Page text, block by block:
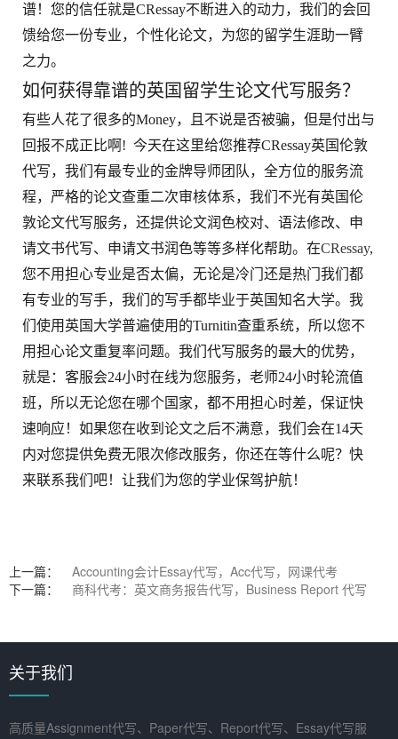
谱！您的信任就是CRessay不断进入的动力，我们的会回
馈给您一份专业，个性化论文，为您的留学生涯助一臂
之力。
如何获得靠谱的英国留学生论文代写服务？
有些人花了很多的Money，且不说是否被骗，但是付出与
回报不成正比啊! 今天在这里给您推荐CRessay英国伦敦
代写，我们有最专业的金牌导师团队，全方位的服务流
程，严格的论文查重二次审核体系，我们不光有英国伦
敦论文代写服务，还提供论文润色校对、语法修改、申
请文书代写、申请文书润色等等多样化帮助。在CRessay,
您不用担心专业是否太偏，无论是冷门还是热门我们都
有专业的写手，我们的写手都毕业于英国知名大学。我
们使用英国大学普遍使用的Turnitin查重系统，所以您不
用担心论文重复率问题。我们代写服务的最大的优势，
就是：客服会24小时在线为您服务，老师24小时轮流值
班，所以无论您在哪个国家，都不用担心时差，保证快
速响应！如果您在收到论文之后不满意，我们会在14天
内对您提供免费无限次修改服务，你还在等什么呢？快
来联系我们吧！让我们为您的学业保驾护航！
上一篇：
Accounting会计Essay代写，Acc代写，网课代考
下一篇：
商科代考：英文商务报告代写，Business Report 代写
关于我们
高质量Assignment代写、Paper代写、Report代写、Essay代写服